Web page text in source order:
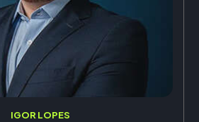
IGOR LOPES